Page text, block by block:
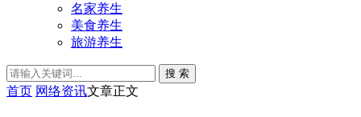
名家养生
美食养生
旅游养生
搜 索
首页 网络资讯文章正文